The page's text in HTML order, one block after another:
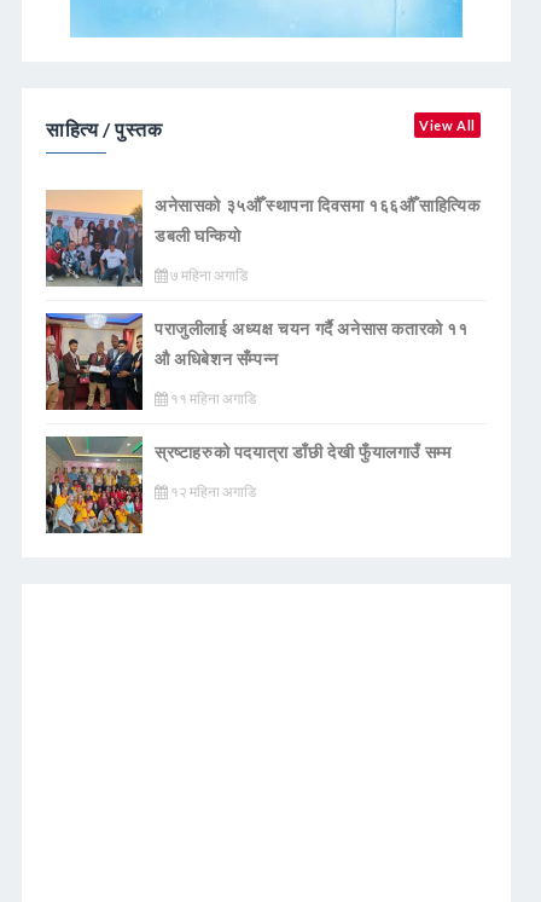
साहित्य / पुस्तक View All
अनेसासको ३५औँ स्थापना दिवसमा १६६औँ साहित्यिक
डबली घन्कियाे
७ महिना अगाडि
पराजुलीलाई अध्यक्ष चयन गर्दै अनेसास कतारको ११
औ अधिबेशन सँम्पन्न
११ महिना अगाडि
स्रष्टाहरुको पदयात्रा डाँछी देखी फुँयालगाउँ सम्म
१२ महिना अगाडि